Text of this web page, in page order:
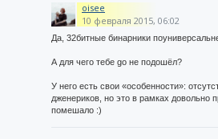
oisee
10 февраля 2015, 06:02
Да, 32битные бинарники
А для чего тебе go не подошёл?
У него есть свои «особенности»:
дженериков, но это в рамках довольно
помешало :)